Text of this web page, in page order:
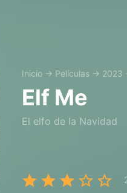
Inicio → Películas → 2023
Elf Me
El elfo de la Navidad